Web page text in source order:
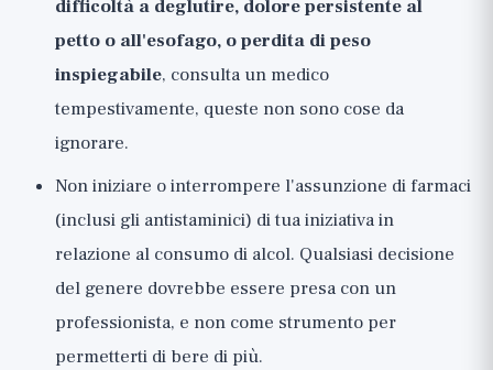
difficoltà a deglutire, dolore persistente al
petto o all'esofago, o perdita di peso
inspiegabile, consulta un medico
tempestivamente, queste non sono cose da
ignorare.
Non iniziare o interrompere l'assunzione di farmaci
(inclusi gli antistaminici) di tua iniziativa in
relazione al consumo di alcol. Qualsiasi decisione
del genere dovrebbe essere presa con un
professionista, e non come strumento per
permetterti di bere di più.